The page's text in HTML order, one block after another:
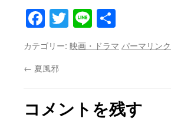
Facebook
Twitter
Line
有
カテゴリー: 映画・ドラマ パーマリンク
← 夏風邪
コメントを残す